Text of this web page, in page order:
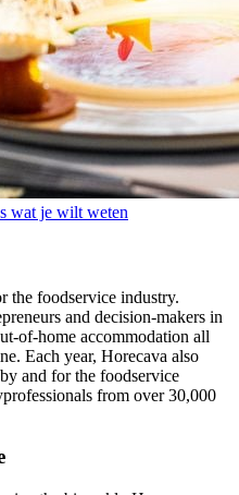
wat je wilt weten
the foodservice industry.
and decision-makers in
of-home accommodation all
Each year, Horecava also
and for the foodservice
from over 30,000